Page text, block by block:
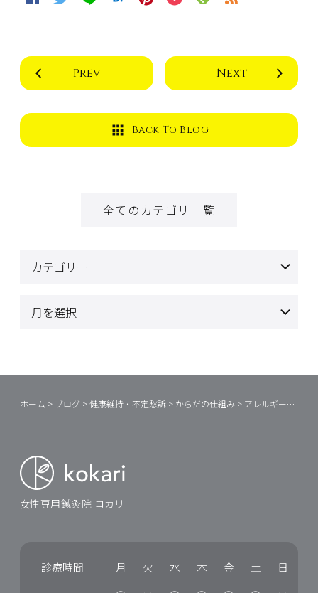
Prev Next
Back To Blog
全てのカテゴリ一覧
ホーム > ブログ >健康維持・不定愁訴 > からだの仕組み > アレルギーに負けないからだ作り②
女性専用鍼灸院 コカリ
診療時間 月 火 水 木 金 土 日